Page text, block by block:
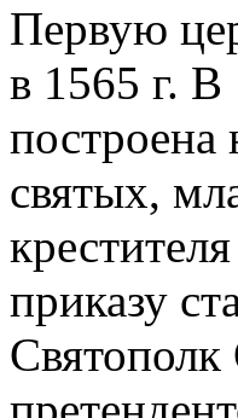
Первую
в 1565 г. В
построена
святых,
приказу